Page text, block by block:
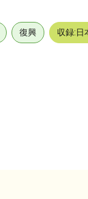
復興 収録:日